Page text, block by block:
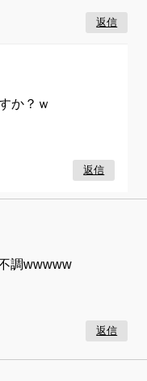
返信
か？ｗ
返信
調wwwww
返信